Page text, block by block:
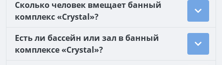
Сколько человек вмещает банный
комплекс «Crystal»?
Есть ли бассейн или зал в банный
комплексе «Crystal»?